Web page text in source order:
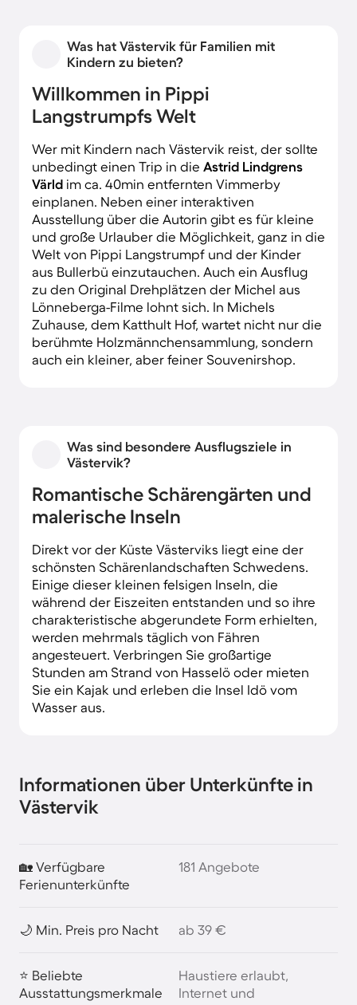
Was hat Västervik für Familien mit
Kindern zu bieten?
Willkommen in Pippi
Langstrumpfs Welt
Wer mit Kindern nach Västervik reist, der sollte
unbedingt einen Trip in die Astrid Lindgrens
Värld im ca. 40min entfernten Vimmerby
einplanen. Neben einer interaktiven
Ausstellung über die Autorin gibt es für kleine
und große Urlauber die Möglichkeit, ganz in die
Welt von Pippi Langstrumpf und der Kinder
aus Bullerbü einzutauchen. Auch ein Ausflug
zu den Original Drehplätzen der Michel aus
Lönneberga-Filme lohnt sich. In Michels
Zuhause, dem Katthult Hof, wartet nicht nur die
berühmte Holzmännchensammlung, sondern
auch ein kleiner, aber feiner Souvenirshop.
Was sind besondere Ausflugsziele in
Västervik?
Romantische Schärengärten und
malerische Inseln
Direkt vor der Küste Västerviks liegt eine der
schönsten Schärenlandschaften Schwedens.
Einige dieser kleinen felsigen Inseln, die
während der Eiszeiten entstanden und so ihre
charakteristische abgerundete Form erhielten,
werden mehrmals täglich von Fähren
angesteuert. Verbringen Sie großartige
Stunden am Strand von Hasselö oder mieten
Sie ein Kajak und erleben die Insel Idö vom
Wasser aus.
Informationen über Unterkünfte in
Västervik
🏡 Verfügbare
Ferienunterkünfte
181 Angebote
🌙 Min. Preis pro Nacht ab 39 €
⭐ Beliebte
Ausstattungsmerkmale
Haustiere erlaubt,
Internet und